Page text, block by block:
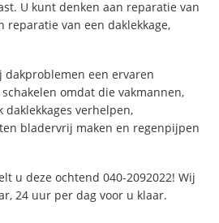
U kunt denken aan reparatie van
reparatie van een daklekkage,
dakproblemen een ervaren
omdat die vakmannen,
daklekkages verhelpen,
bladervrij maken en regenpijpen
u deze ochtend 040-2092022! Wij
24 uur per dag voor u klaar.